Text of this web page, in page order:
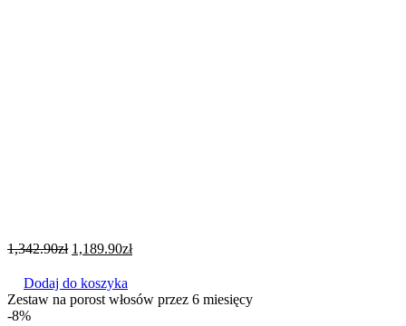
1,342.90zł 1,189.90zł
Dodaj do koszyka
Zestaw na porost włosów przez 6 miesięcy
-8%